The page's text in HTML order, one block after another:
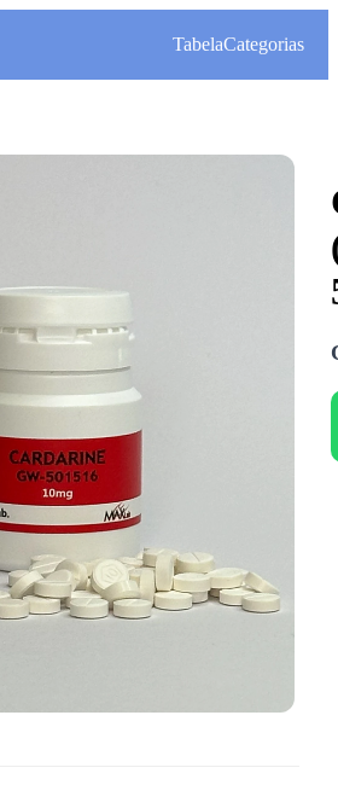
TabelaCategorias